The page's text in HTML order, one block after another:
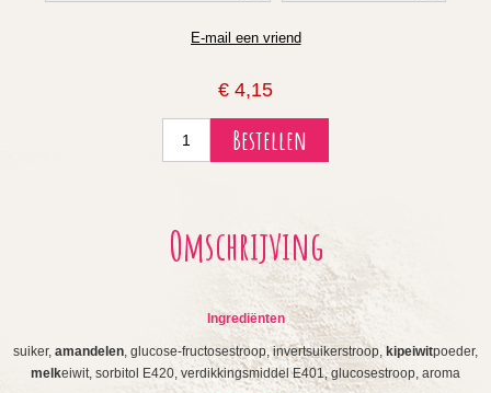
€ 4,15
Omschrijving
Ingrediënten
suiker, amandelen, glucose-fructosestroop, invertsuikerstroop, kipeiwitpoeder,
melkeiwit, sorbitol E420, verdikkingsmiddel E401, glucosestroop, aroma